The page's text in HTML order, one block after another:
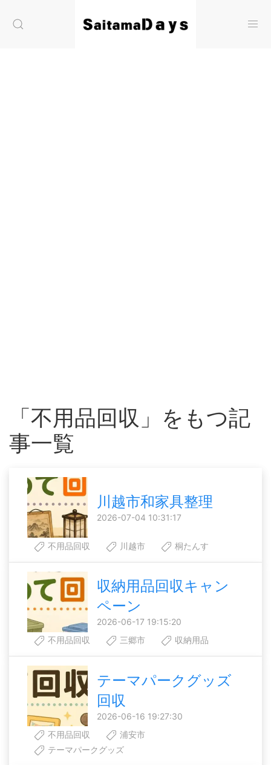
「不用品回収」をもつ記
事一覧
川越市和家具整理
2026-07-04 10:31:17
不用品回収 川越市 桐たんす
収納用品回収キャン
ペーン
2026-06-17 19:15:20
不用品回収
三郷市 収納用品
テーマパークグッズ
回収
2026-06-16 19:27:30
不用品回収
浦安市
テーマパークグッズ